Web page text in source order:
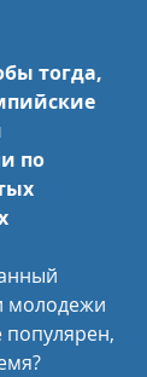
тогда,
по
молодежи
популярен,